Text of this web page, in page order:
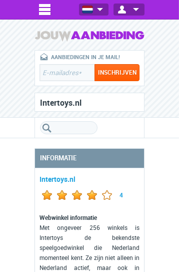
AANBIEDINGEN IN JE MAIL!
Intertoys.nl
INFORMATIE
Intertoys.nl
4
Webwinkel informatie
Met ongeveer 256 winkels is
Intertoys de bekendste
speelgoedwinkel die Nederland
momenteel kent. Ze zijn niet alleen in
Nederland actief, maar ook in